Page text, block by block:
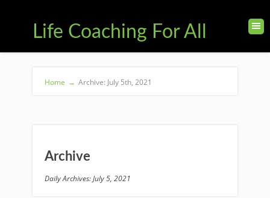
Life Coaching For All
Home → Archive: July 5th, 2021
Archive
Daily Archives: July 5, 2021